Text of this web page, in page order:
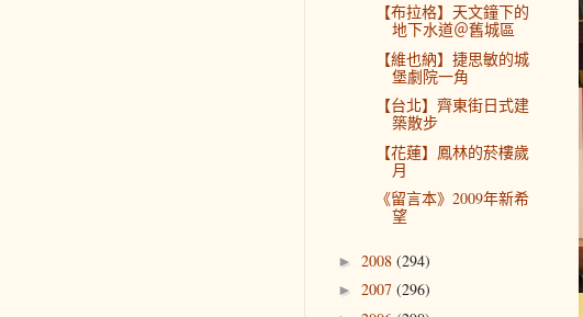
【布拉格】天文鐘下的
地下水道＠舊城區
【維也納】捷思敏的城
堡劇院一角
【台北】齊東街日式建
築散步
【花蓮】鳳林的菸樓歲
月
《留言本》2009年新希
望
► 2008 (294)
► 2007 (296)